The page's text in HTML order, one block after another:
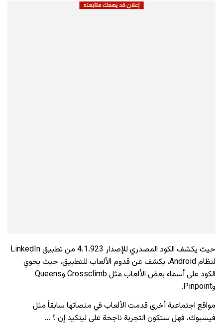
حيث يكشف الكود المصدري للإصدار 4.1.923 من تطبيق LinkedIn
لنظام Android، يكشف عن قدوم الألعاب للتطبيق، حيث يحوي
الكود على أسماء بعض الألعاب مثل Crossclimb وQueens
وPinpoint.
مواقع اجتماعية أخرى قدمت الألعاب في منصاتها سابقاً مثل
فيسبوك، فهل ستكون التجربة ناجحة على لينكيد إن ؟ …